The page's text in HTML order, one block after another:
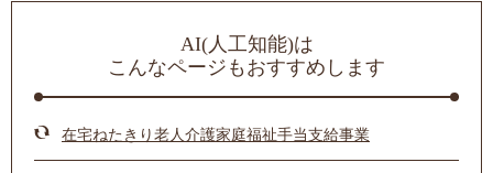
AI(人工知能)は
こんなページもおすすめします
在宅ねたきり老人介護家庭福祉手当支給事業